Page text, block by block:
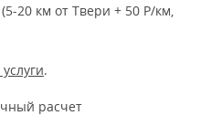
20 км от Твери + 50 Р/км,
.
расчет